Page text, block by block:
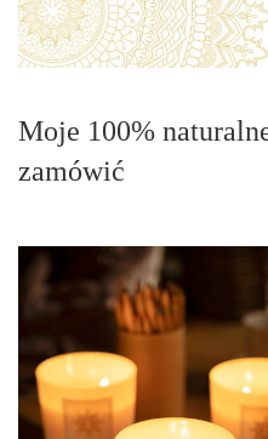
Moje 100%
zamówić